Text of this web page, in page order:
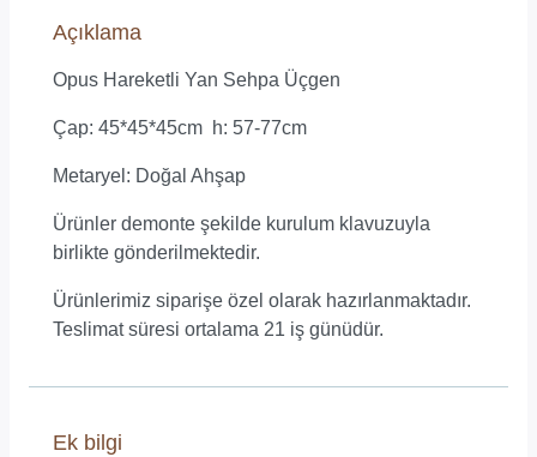
Açıklama
Opus Hareketli Yan Sehpa Üçgen
Çap: 45*45*45cm h: 57-77cm
Metaryel: Doğal Ahşap
Ürünler demonte şekilde kurulum klavuzuyla
birlikte gönderilmektedir.
Ürünlerimiz siparişe özel olarak hazırlanmaktadır.
Teslimat süresi ortalama 21 iş günüdür.
Ek bilgi